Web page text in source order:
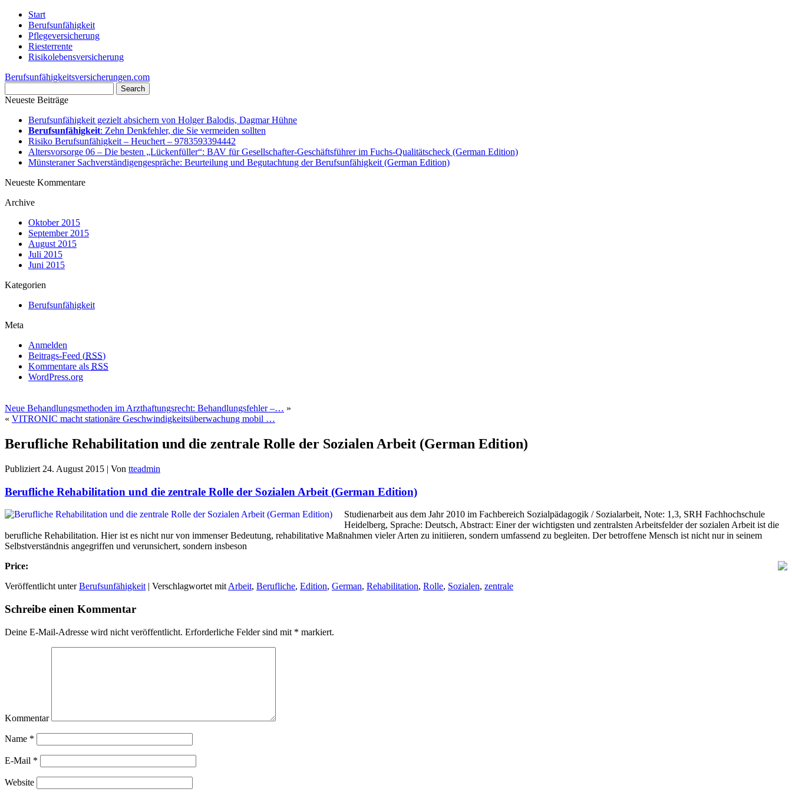
Start
Berufsunfähigkeit
Pflegeversicherung
Riesterrente
Risikolebensversicherung
Berufsunfähigkeitsversicherungen.com
Neueste Beiträge
Berufsunfähigkeit gezielt absichern von Holger Balodis, Dagmar Hühne
Berufsunfähigkeit: Zehn Denkfehler, die Sie vermeiden sollten
Risiko Berufsunfähigkeit – Heuchert – 9783593394442
Altersvorsorge 06 – Die besten „Lückenfüller“: BAV für Gesellschafter-Geschäftsführer im Fuchs-Qualitätscheck (German Edition)
Münsteraner Sachverständigengespräche: Beurteilung und Begutachtung der Berufsunfähigkeit (German Edition)
Neueste Kommentare
Archive
Oktober 2015
September 2015
August 2015
Juli 2015
Juni 2015
Kategorien
Berufsunfähigkeit
Meta
Anmelden
Beitrags-Feed (RSS)
Kommentare als RSS
WordPress.org
Neue Behandlungsmethoden im Arzthaftungsrecht: Behandlungsfehler –… »
« VITRONIC macht stationäre Geschwindigkeitsüberwachung mobil …
Berufliche Rehabilitation und die zentrale Rolle der Sozialen Arbeit (German Edition)
Publiziert 24. August 2015 | Von tteadmin
Berufliche Rehabilitation und die zentrale Rolle der Sozialen Arbeit (German Edition)
Studienarbeit aus dem Jahr 2010 im Fachbereich Sozialpädagogik / Sozialarbeit, Note: 1,3, SRH Fachhochschule
Heidelberg, Sprache: Deutsch, Abstract: Einer der wichtigsten und zentralsten Arbeitsfelder der sozialen Arbeit ist die
berufliche Rehabilitation. Hier ist es nicht nur von immenser Bedeutung, rehabilitative Maßnahmen vieler Arten zu initiieren, sondern umfassend zu begleiten. Der betroffene Mensch ist nicht nur in seinem
Selbstverständnis angegriffen und verunsichert, sondern insbeson
Price:
Veröffentlicht unter Berufsunfähigkeit | Verschlagwortet mit Arbeit, Berufliche, Edition, German, Rehabilitation, Rolle, Sozialen, zentrale
Schreibe einen Kommentar
Deine E-Mail-Adresse wird nicht veröffentlicht. Erforderliche Felder sind mit * markiert.
Kommentar
Name *
E-Mail *
Website